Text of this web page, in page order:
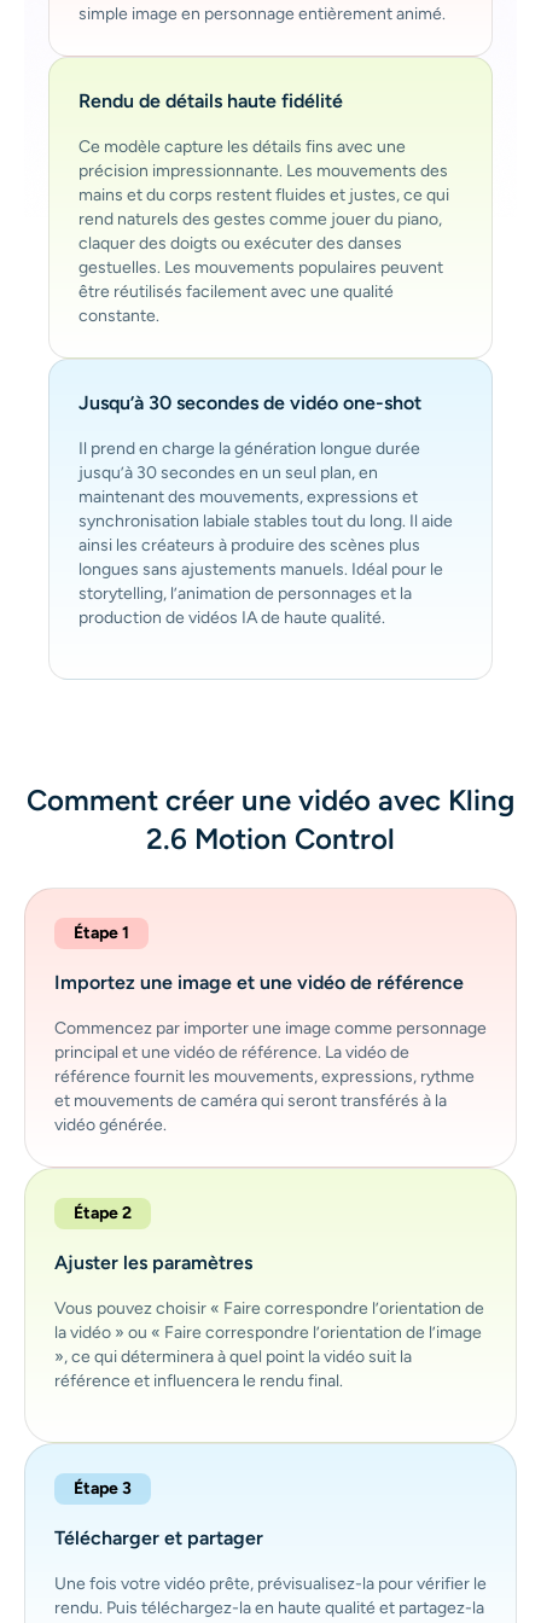
simple image en personnage entièrement animé.
Rendu de détails haute fidélité
Ce modèle capture les détails fins avec une
précision impressionnante. Les mouvements des
mains et du corps restent fluides et justes, ce qui
rend naturels des gestes comme jouer du piano,
claquer des doigts ou exécuter des danses
gestuelles. Les mouvements populaires peuvent
être réutilisés facilement avec une qualité
constante.
Jusqu’à 30 secondes de vidéo one-shot
Il prend en charge la génération longue durée
jusqu’à 30 secondes en un seul plan, en
maintenant des mouvements, expressions et
synchronisation labiale stables tout du long. Il aide
ainsi les créateurs à produire des scènes plus
longues sans ajustements manuels. Idéal pour le
storytelling, l’animation de personnages et la
production de vidéos IA de haute qualité.
Comment créer une vidéo avec Kling
2.6 Motion Control
Étape 1
Importez une image et une vidéo de référence
Commencez par importer une image comme personnage
principal et une vidéo de référence. La vidéo de
référence fournit les mouvements, expressions, rythme
et mouvements de caméra qui seront transférés à la
vidéo générée.
Étape 2
Ajuster les paramètres
Vous pouvez choisir « Faire correspondre l’orientation de
la vidéo » ou « Faire correspondre l’orientation de l’image
», ce qui déterminera à quel point la vidéo suit la
référence et influencera le rendu final.
Étape 3
Télécharger et partager
Une fois votre vidéo prête, prévisualisez-la pour vérifier le
rendu. Puis téléchargez-la en haute qualité et partagez-la